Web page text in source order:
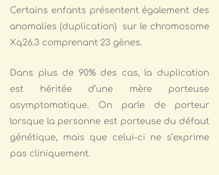
Certains enfants présentent également des
anomalies (duplication) sur le chromosome
Xq26.3 comprenant 23 gènes.
Dans plus de 90% des cas, la duplication
est héritée d’une mère porteuse
asymptomatique. On parle de porteur
lorsque la personne est porteuse du défaut
génétique, mais que celui-ci ne s’exprime
pas cliniquement.